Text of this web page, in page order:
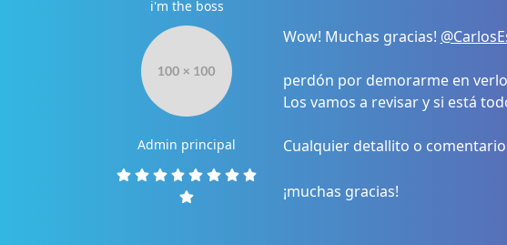
i'm the boss
Admin principal
Wow! Muchas gracias!
perdón por demorarme en
Los vamos a revisar y si está
Cualquier detallito o
¡muchas gracias!